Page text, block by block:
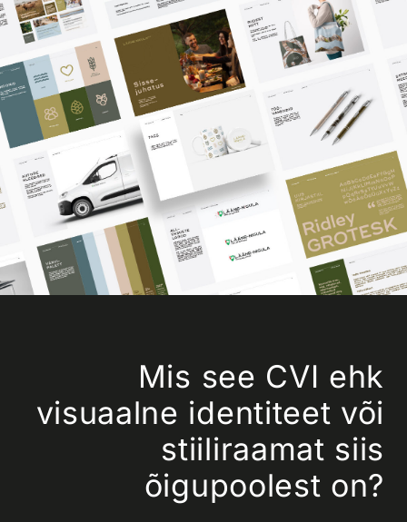
Mis see CVI ehk
visuaalne identiteet või
stiiliraamat siis
õigupoolest on?